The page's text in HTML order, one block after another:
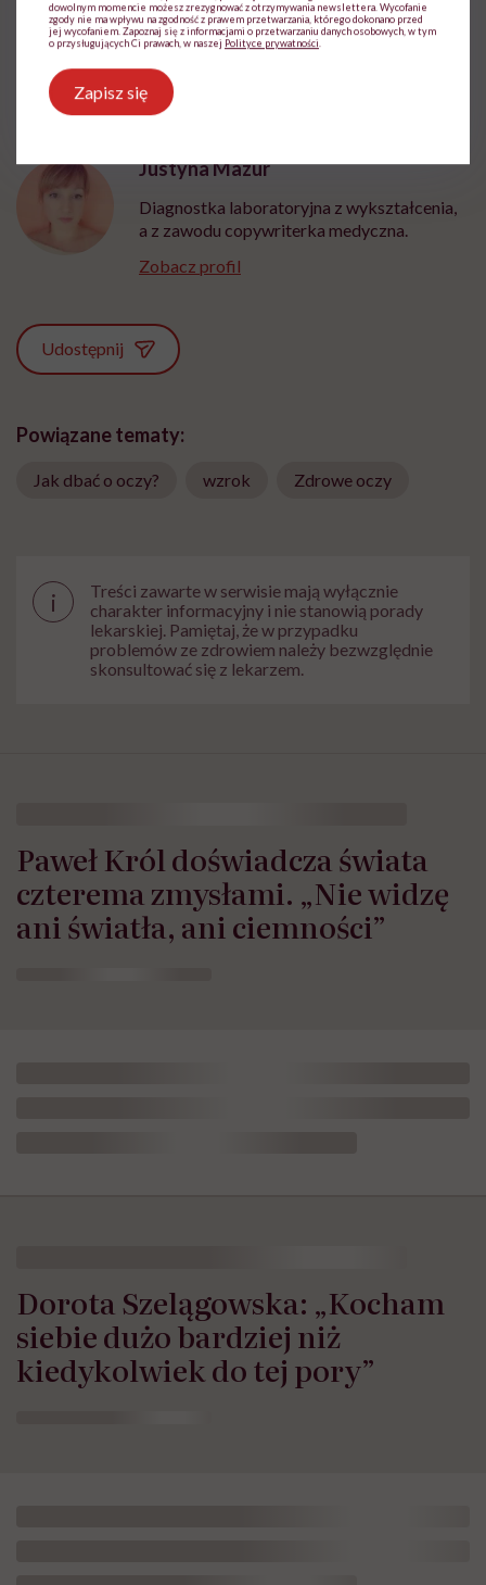
2010 r.
Justyna Mazur
Diagnostka laboratoryjna z wykształcenia,
a z zawodu copywriterka medyczna.
Zobacz profil
Udostępnij
Powiązane tematy:
Jak dbać o oczy? wzrok Zdrowe oczy
i
Treści zawarte w serwisie mają wyłącznie
charakter informacyjny i nie stanowią porady
lekarskiej. Pamiętaj, że w przypadku
problemów ze zdrowiem należy bezwzględnie
skonsultować się z lekarzem.
Paweł Król doświadcza świata
czterema zmysłami. „Nie widzę
ani światła, ani ciemności”
Dorota Szelągowska: „Kocham
siebie dużo bardziej niż
kiedykolwiek do tej pory”
dowolnym momencie możesz zrezygnować z otrzymywania newslettera. Wycofanie
zgody nie ma wpływu na zgodność z prawem przetwarzania, którego dokonano przed
jej wycofaniem. Zapoznaj się z informacjami o przetwarzaniu danych osobowych, w tym
o przysługujących Ci prawach, w naszej Polityce prywatności
Zapisz się